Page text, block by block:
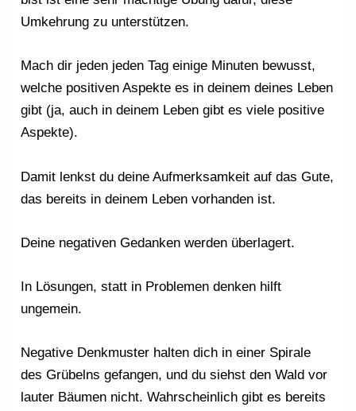
Umkehrung zu unterstützen.
Mach dir jeden jeden Tag einige Minuten bewusst,
welche positiven Aspekte es in deinem deines Leben
gibt (ja, auch in deinem Leben gibt es viele positive
Aspekte).
Damit lenkst du deine Aufmerksamkeit auf das Gute,
das bereits in deinem Leben vorhanden ist.
Deine negativen Gedanken werden überlagert.
In Lösungen, statt in Problemen denken hilft
ungemein.
Negative Denkmuster halten dich in einer Spirale
des Grübelns gefangen, und du siehst den Wald vor
lauter Bäumen nicht. Wahrscheinlich gibt es bereits